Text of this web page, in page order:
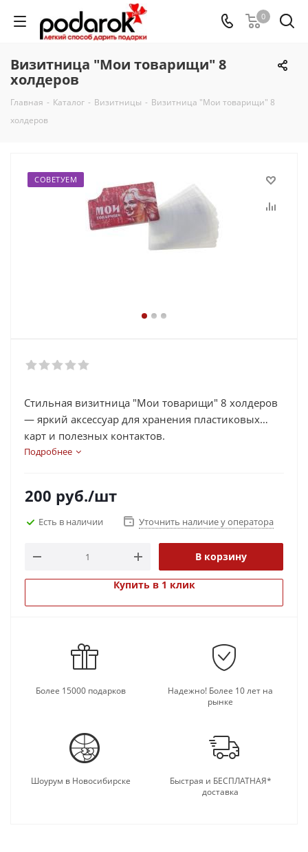
0
Визитница "Мои товарищи" 8
холдеров
Главная - Каталог - Визитницы - Визитница "Мои товарищи" 8
холдеров
СОВЕТУЕМ
Стильная визитница "Мои товарищи" 8 холдеров
— яркий аксессуар для хранения пластиковых
карт и полезных контактов.
Подробнее
200 руб./шт
Есть в наличии Уточнить наличие у оператора
В корзину
Купить в 1 клик
Более 15000 подарков
Надежно! Более 10 лет на
рынке
Шоурум в Новосибирске
Быстрая и БЕСПЛАТНАЯ*
доставка